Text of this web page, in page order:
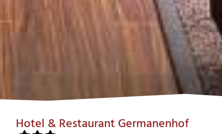
Hotel & Restaurant Germanenhof